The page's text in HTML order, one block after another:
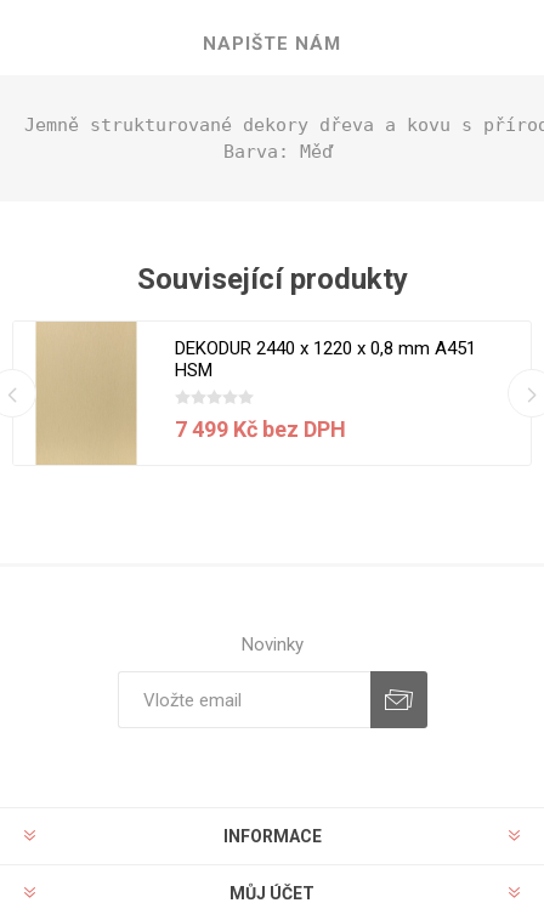
NAPIŠTE NÁM
Jemně strukturované dekory dřeva a kovu s
Barva: Měď
Související produkty
DEKODUR 2440 x 1220 x 0,8 mm A451
HSM
7 499 Kč bez DPH
Novinky
INFORMACE
MŮJ ÚČET